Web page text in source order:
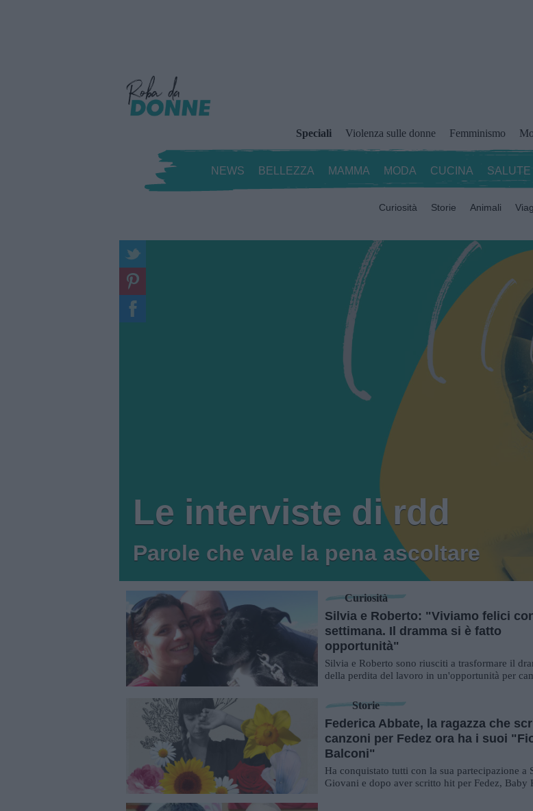
Speciali Violenza sulle donne Femminismo
NEWS BELLEZZA MAMMA MODA CUCINA SALUTE
Curiosità Storie Animali
Le interviste di rdd
Parole che vale la pena ascoltare
Curiosità
Silvia e Roberto: "Viviamo felici
settimana. Il dramma si è fatto
opportunità"
Silvia e Roberto sono riusciti a trasformare il
della perdita del lavoro in un'opportunità per
Storie
Federica Abbate, la ragazza che
canzoni per Fedez ora ha i suoi
Balconi"
Ha conquistato tutti con la sua partecipazione a
Giovani e dopo aver scritto hit per Fedez, Baby